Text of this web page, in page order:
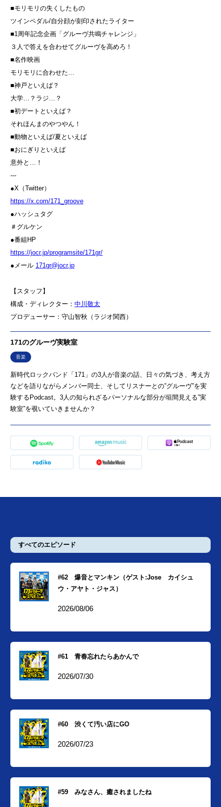
■モリモリの失くしたもの
ツインペダル/自分顔が刻印されたライター
■1周年記念企画「グルーヴ共鳴チャレンジ」
３人で答えを合わせてグルーヴを高めろ！
■名作映画
モリモリに合わせた…
■神戸といえば？
大学…？ラジ…？
■初デートといえば？
それほんまのやつやん！
■動物といえば/夏といえば
■おにぎりといえば
意外と…！
---
●X（Twitter）
⁠⁠⁠⁠⁠⁠⁠⁠⁠⁠⁠⁠⁠⁠⁠⁠⁠⁠⁠⁠⁠⁠⁠⁠⁠⁠⁠⁠⁠⁠⁠⁠⁠⁠⁠⁠⁠⁠⁠⁠⁠⁠⁠⁠https://x.com/171_groove⁠⁠⁠⁠⁠⁠⁠⁠⁠⁠⁠⁠⁠⁠⁠⁠⁠⁠⁠⁠⁠⁠⁠⁠⁠⁠⁠⁠⁠⁠⁠⁠⁠⁠⁠⁠⁠⁠⁠⁠⁠⁠⁠⁠
●ハッシュタグ
＃グルケン
●番組HP
⁠⁠⁠⁠⁠⁠⁠⁠⁠⁠⁠⁠⁠⁠⁠⁠⁠⁠⁠⁠⁠⁠⁠⁠⁠⁠⁠⁠⁠⁠⁠⁠⁠⁠⁠⁠⁠⁠⁠⁠⁠⁠⁠⁠⁠⁠⁠⁠⁠⁠https://jocr.jp/programsite/171gr/⁠⁠⁠⁠⁠⁠⁠⁠⁠⁠⁠⁠⁠⁠⁠⁠⁠⁠⁠⁠⁠⁠⁠⁠⁠⁠⁠⁠⁠⁠⁠⁠⁠⁠⁠⁠⁠⁠⁠⁠⁠⁠⁠⁠
●メール ⁠⁠⁠⁠⁠⁠⁠⁠⁠⁠⁠⁠⁠⁠⁠⁠⁠⁠⁠⁠⁠⁠⁠⁠⁠⁠⁠⁠⁠⁠⁠⁠⁠⁠⁠⁠⁠⁠⁠⁠⁠⁠⁠⁠171gr@jocr.jp⁠⁠⁠⁠⁠⁠⁠⁠⁠⁠⁠⁠⁠⁠⁠⁠⁠⁠⁠⁠⁠⁠⁠⁠⁠⁠⁠⁠⁠⁠⁠⁠⁠⁠⁠⁠⁠⁠⁠⁠⁠⁠⁠⁠
【スタッフ】
構成・ディレクター：⁠⁠⁠⁠⁠⁠ ⁠⁠⁠⁠⁠⁠⁠⁠⁠⁠⁠⁠⁠⁠⁠⁠⁠⁠⁠⁠⁠⁠⁠⁠⁠⁠⁠⁠⁠⁠⁠⁠⁠⁠⁠⁠⁠⁠⁠⁠⁠⁠⁠⁠中川敬太⁠⁠⁠⁠⁠⁠⁠⁠⁠⁠⁠⁠⁠⁠⁠⁠⁠⁠⁠⁠⁠⁠⁠⁠⁠⁠⁠⁠⁠⁠⁠⁠⁠⁠⁠⁠⁠⁠⁠⁠⁠⁠⁠⁠
プロデューサー：⁠⁠⁠⁠⁠⁠守山智秋⁠⁠（ラジオ関西）
171のグルーヴ実験室
音楽
新時代ロックバンド「171」の3人が音楽の話、日々の気づき、考え方
などを語りながらメンバー同士、そしてリスナーとの”グルーヴ”を実
験するPodcast。3人の知られざるパーソナルな部分が垣間見える”実
験室”を覗いていきませんか？
すべてのエピソード
#62 爆音とマンキン（ゲスト:Jose カイシュ
ウ・アヤト・ジャス）
2026/08/06
#61 青春忘れたらあかんで
2026/07/30
#60 渋くて汚い店にGO
2026/07/23
#59 みなさん、癒されましたね